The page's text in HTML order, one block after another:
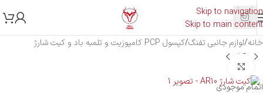
Skip to navigation
Skip to main content
خانه/لوازم جانبی تفنگ/کپسول PCP کامپوزیت و تلمبه باد و کیت شارژ
اتمام موجودی